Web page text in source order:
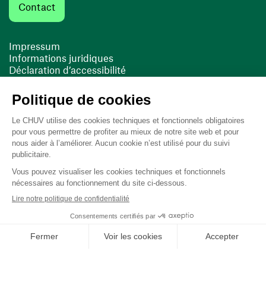
Contact
Impressum
Informations juridiques
Déclaration d’accessibilité
Cookies
(opens in a new window)
(opens in a new window)
Last updated on 10/06/2025 at 22:37